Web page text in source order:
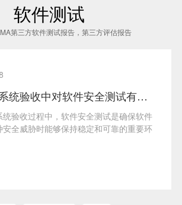
软件测试
第三方软件测试报告，第三方评估报告
陕西信息化系统验收中对软件安全测试有哪些要求？
验收过程中，软件安全测试是确保软件
安全威胁时能够保持稳定和可靠的重要环